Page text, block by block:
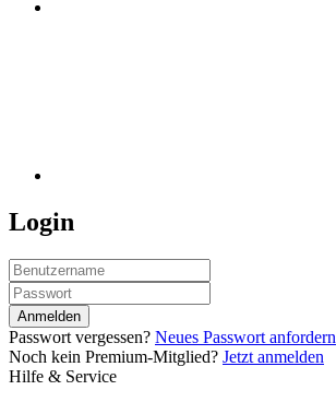
Login
Anmelden
Passwort vergessen? Neues Passwort anfordern
Noch kein Premium-Mitglied? Jetzt anmelden
Hilfe & Service